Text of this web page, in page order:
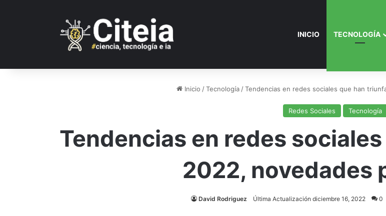
INICIO TECNOLOGÍA
Inicio /Tecnología /Tendencias en redes sociales que han
Redes Sociales Tecnología
Tendencias en redes
2022, novedades
David Rodriguez Última Actualización diciembre 16, 2022 0